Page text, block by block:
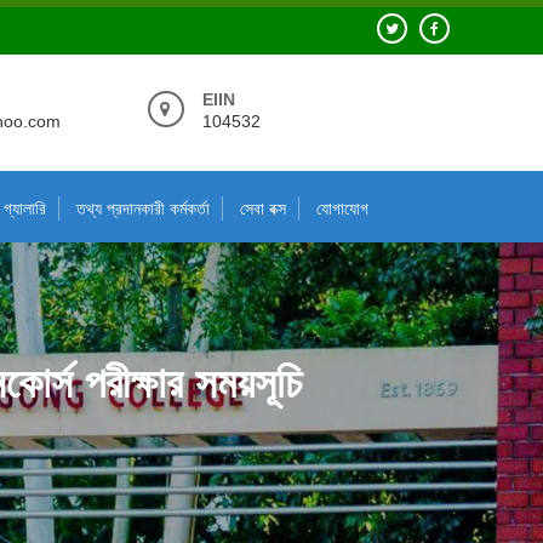
EIIN
104532
গ্যালারি তথ্য প্রদানকারী কর্মকর্তা সেবা বক্স যোগাযোগ
পরীক্ষার সময়সূচি